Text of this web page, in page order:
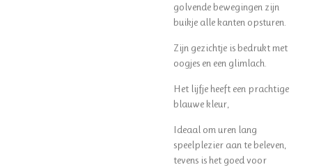
golvende bewegingen zijn
buikje alle kanten opsturen.
Zijn gezichtje is bedrukt met
oogjes en een glimlach.
Het lijfje heeft een prachtige
blauwe kleur,
Ideaal om uren lang
speelplezier aan te beleven,
tevens is het goed voor